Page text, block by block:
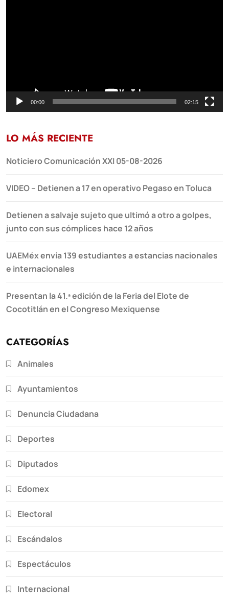
00:00 02:15
LO MÁS RECIENTE
Noticiero Comunicación XXI 05-08-2026
VIDEO – Detienen a 17 en operativo Pegaso en Toluca
Detienen a salvaje sujeto que ultimó a otro a golpes,
junto con sus cómplices hace 12 años
UAEMéx envía 139 estudiantes a estancias nacionales
e internacionales
Presentan la 41.ª edición de la Feria del Elote de
Cocotitlán en el Congreso Mexiquense
CATEGORÍAS
Animales
Ayuntamientos
Denuncia Ciudadana
Deportes
Diputados
Edomex
Electoral
Escándalos
Espectáculos
Internacional